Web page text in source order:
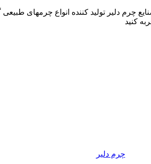
چرم دلیر تولید کننده انواع چرمهای
کنید
چرم دلیر